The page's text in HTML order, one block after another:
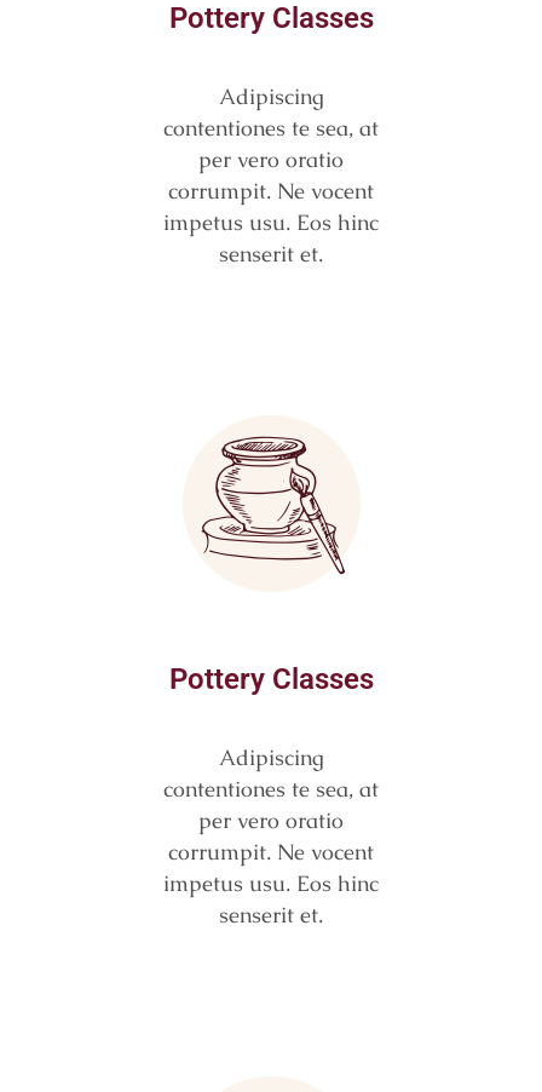
Pottery Classes
Adipiscing
contentiones te sea, at
per vero oratio
corrumpit. Ne vocent
impetus usu. Eos hinc
senserit et.
Pottery Classes
Adipiscing
contentiones te sea, at
per vero oratio
corrumpit. Ne vocent
impetus usu. Eos hinc
senserit et.